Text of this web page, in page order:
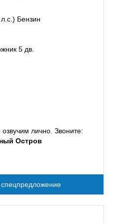
Бензин
5 дв.
лично. Звоните:
Остров
спецпредложение